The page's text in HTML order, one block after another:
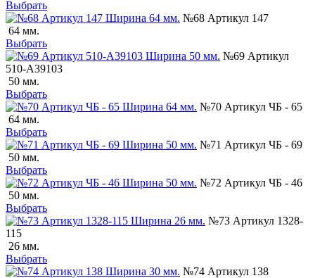
Выбрать
№68 Артикул 147
64 мм.
Выбрать
№69 Артикул
510-А39103
50 мм.
Выбрать
№70 Артикул ЧБ - 65
64 мм.
Выбрать
№71 Артикул ЧБ - 69
50 мм.
Выбрать
№72 Артикул ЧБ - 46
50 мм.
Выбрать
№73 Артикул 1328-
115
26 мм.
Выбрать
№74 Артикул 138